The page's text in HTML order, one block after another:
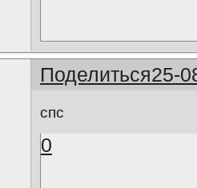
Поделиться25-
спс
0